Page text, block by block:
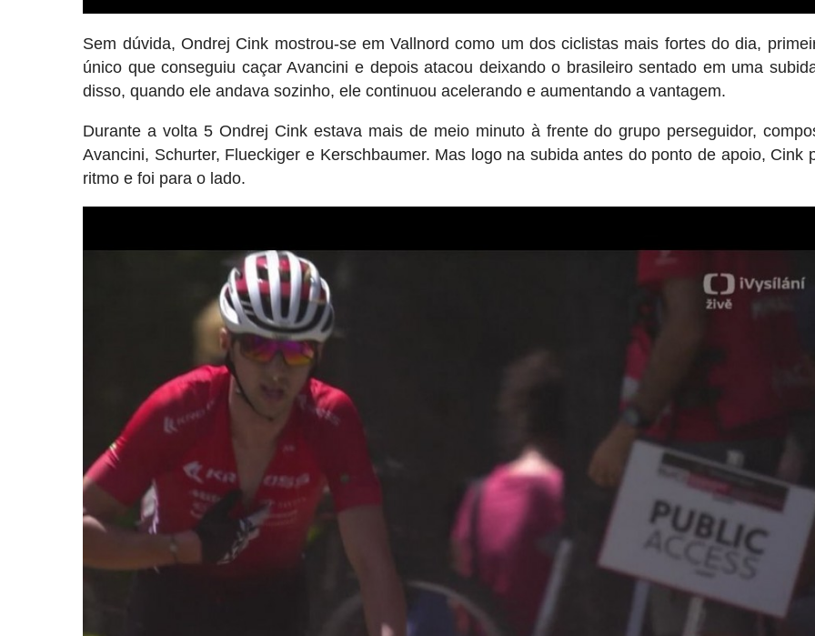
Sem dúvida, Ondrej Cink mostrou-se em Vallnord como um dos ciclistas mais fortes do dia,
único que conseguiu caçar Avancini e depois atacou deixando o brasileiro sentado em uma
disso, quando ele andava sozinho, ele continuou acelerando e aumentando a vantagem.
Durante a volta 5 Ondrej Cink estava mais de meio minuto à frente do grupo perseguidor,
Avancini, Schurter, Flueckiger e Kerschbaumer. Mas logo na subida antes do ponto de apoio, Cink
ritmo e foi para o lado.